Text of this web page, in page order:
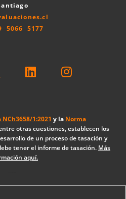
5066 5177
i
d
i
n
n
g
r
a
NCh3658/1:2021 y la Norma
otras cuestiones, establecen los
de un proceso de tasación y
tener el informe de tasación. Más
aquí.